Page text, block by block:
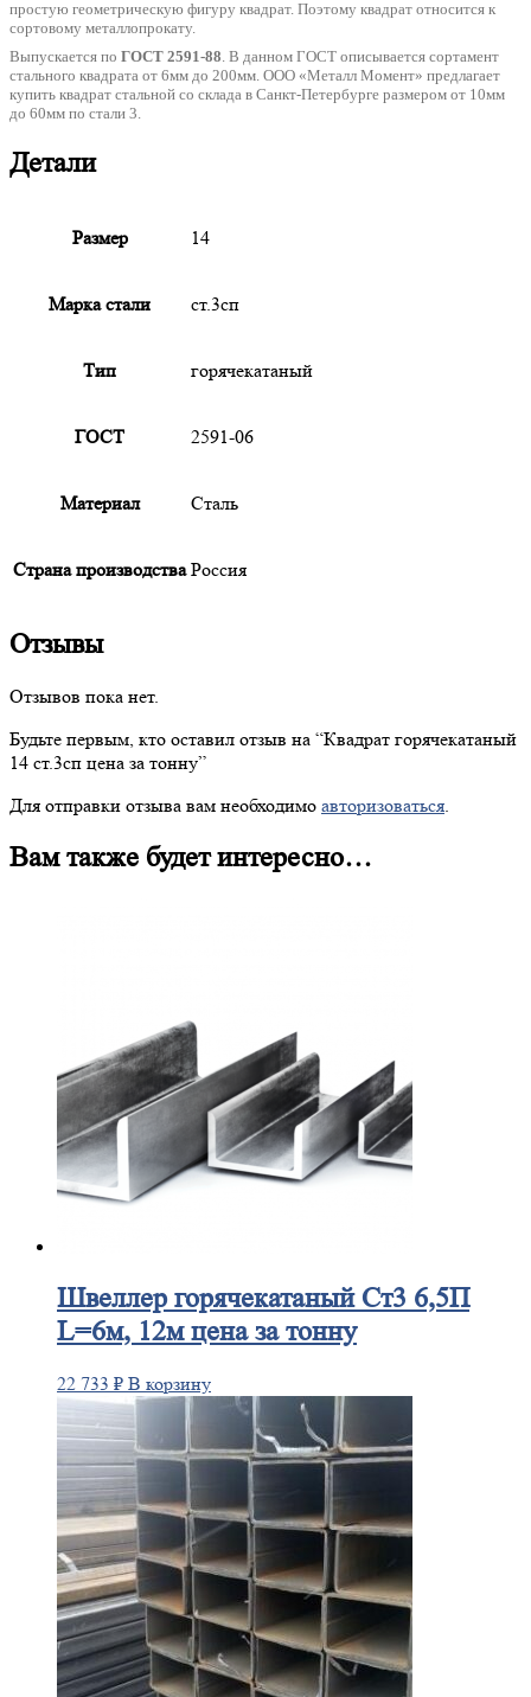
простую геометрическую фигуру квадрат. Поэтому квадрат относится к
сортовому металлопрокату.
Выпускается по ГОСТ 2591-88. В данном ГОСТ описывается сортамент
стального квадрата от 6мм до 200мм. ООО «Металл Момент» предлагает
купить квадрат стальной со склада в Санкт-Петербурге размером от 10мм
до 60мм по стали 3.
Детали
Размер 14
Марка стали ст.3сп
Тип горячекатаный
ГОСТ 2591-06
Материал Сталь
Страна производства Россия
Отзывы
Отзывов пока нет.
Будьте первым, кто оставил отзыв на “Квадрат горячекатаный
14 ст.3сп цена за тонну”
Для отправки отзыва вам необходимо авторизоваться
Вам также будет интересно…
Швеллергорячекатаный Ст3 6,5П
L=6м, 12м цена за тонну
22 733 ₽ В корзину